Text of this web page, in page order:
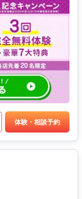
体験・相談予約